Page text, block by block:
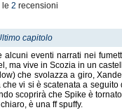
le2 recensioni
capitolo
alcuni eventi narrati nei
ma vive in Scozia in un
che svolazza a giro,
vi si è scatenata a
scoprirà che Spike è
è una ff spuffy.